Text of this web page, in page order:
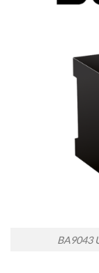
BA9043